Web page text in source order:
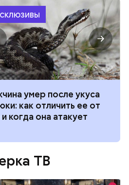
умер после укуса
как отличить ее от
когда она атакует
ТВ